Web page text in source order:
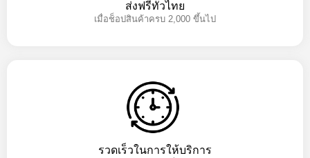
ส่งฟรีทั่วไทย
เมื่อช็อปสินค้าครบ 2,000 ขึ้นไป
รวดเร็วในการให้บริการ